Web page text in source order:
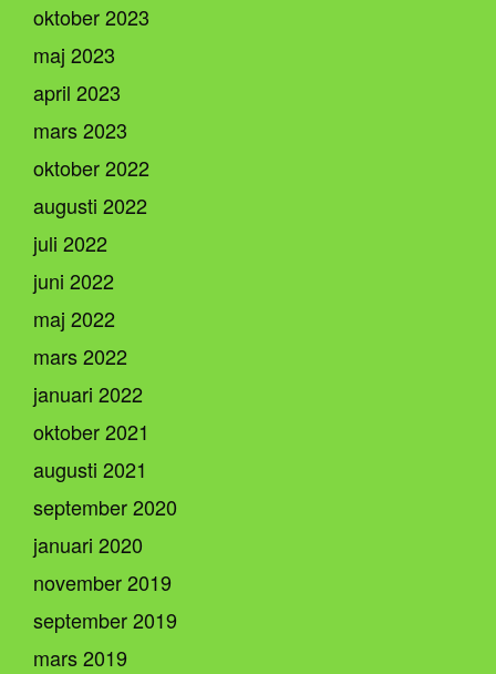
oktober 2023
maj 2023
april 2023
mars 2023
oktober 2022
augusti 2022
juli 2022
juni 2022
maj 2022
mars 2022
januari 2022
oktober 2021
augusti 2021
september 2020
januari 2020
november 2019
september 2019
mars 2019